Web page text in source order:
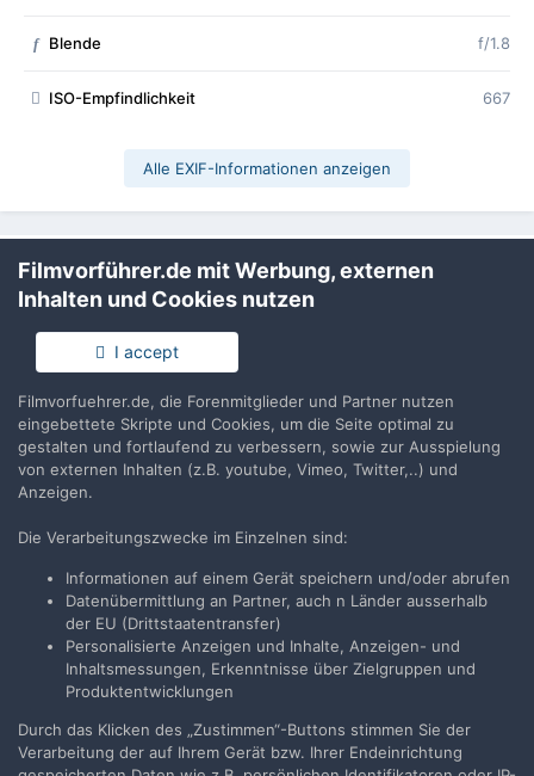
f Blende f/1.8
ISO-Empfindlichkeit 667
Alle EXIF-Informationen anzeigen
Teilen Folgen
Keine Kommentare vorhanden
Erstelle ein Benutzerkonto oder melde Dich
an, um zu kommentieren
Du musst ein Benutzerkonto haben, um einen Kommentar
Benutzerkonto erstellen
Neues Benutzerkonto für unsere Community erstellen. Es
ist einfach!
Neues Benutzerkonto erstellen
Filmvorführer.de mit Werbung, externen
Inhalten und Cookies nutzen
I accept
Filmvorfuehrer.de, die Forenmitglieder und Partner nutzen
eingebettete Skripte und Cookies, um die Seite optimal zu
gestalten und fortlaufend zu verbessern, sowie zur Ausspielung
von externen Inhalten (z.B. youtube, Vimeo, Twitter,..) und
Anzeigen.
Die Verarbeitungszwecke im Einzelnen sind:
Informationen auf einem Gerät speichern und/oder abrufen
Datenübermittlung an Partner, auch n Länder ausserhalb
der EU (Drittstaatentransfer)
Personalisierte Anzeigen und Inhalte, Anzeigen- und
Inhaltsmessungen, Erkenntnisse über Zielgruppen und
Produktentwicklungen
Durch das Klicken des „Zustimmen“-Buttons stimmen Sie der
Verarbeitung der auf Ihrem Gerät bzw. Ihrer Endeinrichtung